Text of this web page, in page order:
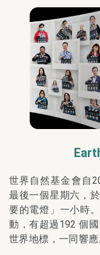
世界自然基金會自
最後一個星期六，
要的電燈」一小時
動，有超過192 個
世界地標，一同響應